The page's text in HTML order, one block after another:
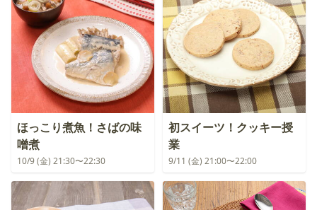
ほっこり煮魚！さばの味
噌煮
10/9 (金) 21:30〜22:30
初スイーツ！クッキー授
業
9/11 (金) 21:00〜22:00